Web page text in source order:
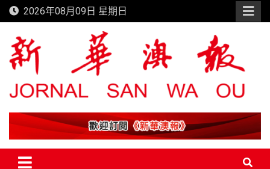
Skip
to
content
2026年08月09日 星期日
新華澳報